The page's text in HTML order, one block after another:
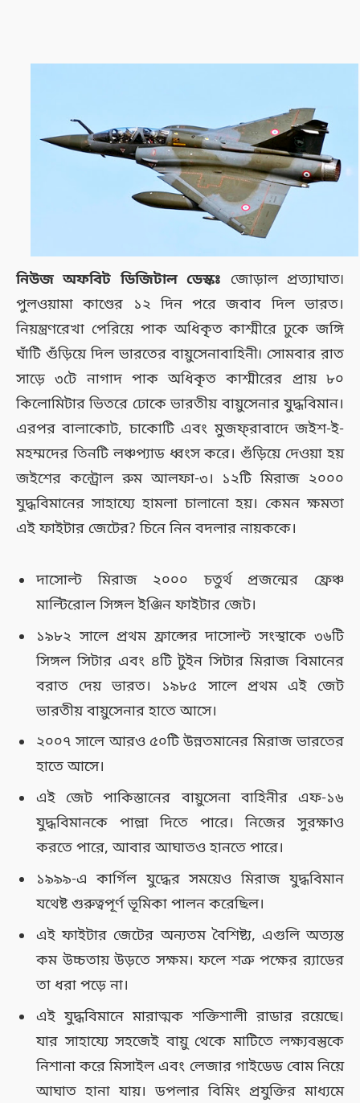
নিউজ অফবিট ডিজিটাল ডেস্কঃ জোড়াল প্রত্যাঘাত৷
পুলওয়ামা কাণ্ডের ১২ দিন পরে জবাব দিল ভারত।
নিয়ন্ত্রণরেখা পেরিয়ে পাক অধিকৃত কাশ্মীরে ঢুকে জঙ্গি
ঘাঁটি গুঁড়িয়ে দিল ভারতের বায়ুসেনাবাহিনী৷ সোমবার রাত
সাড়ে ৩টে নাগাদ পাক অধিকৃত কাশ্মীরের প্রায় ৮০
কিলোমিটার ভিতরে ঢোকে ভারতীয় বায়ুসেনার যুদ্ধবিমান।
এরপর বালাকোট, চাকোটি এবং মুজফ্‌রাবাদে জইশ-ই-
মহম্মদের তিনটি লঞ্চপ্যাড ধ্বংস করে। গুঁড়িয়ে দেওয়া হয়
জইশের কন্ট্রোল রুম আলফা-৩। ১২টি মিরাজ ২০০০
যুদ্ধবিমানের সাহায্যে হামলা চালানো হয়। কেমন ক্ষমতা
এই ফাইটার জেটের? চিনে নিন বদলার নায়ককে।
দাসোল্ট মিরাজ ২০০০ চতুর্থ প্রজন্মের ফ্রেঞ্চ
মাল্টিরোল সিঙ্গল ইঞ্জিন ফাইটার জেট।
১৯৮২ সালে প্রথম ফ্রান্সের দাসোল্ট সংস্থাকে ৩৬টি
সিঙ্গল সিটার এবং ৪টি টুইন সিটার মিরাজ বিমানের
বরাত দেয় ভারত। ১৯৮৫ সালে প্রথম এই জেট
ভারতীয় বায়ুসেনার হাতে আসে।
২০০৭ সালে আরও ৫০টি উন্নতমানের মিরাজ ভারতের
হাতে আসে।
এই জেট পাকিস্তানের বায়ুসেনা বাহিনীর এফ-১৬
যুদ্ধবিমানকে পাল্লা দিতে পারে। নিজের সুরক্ষাও
করতে পারে, আবার আঘাতও হানতে পারে।
১৯৯৯-এ কার্গিল যুদ্ধের সময়েও মিরাজ যুদ্ধবিমান
যথেষ্ট গুরুত্বপূর্ণ ভূমিকা পালন করেছিল।
এই ফাইটার জেটের অন্যতম বৈশিষ্ট্য, এগুলি অত্যন্ত
কম উচ্চতায় উড়তে সক্ষম। ফলে শত্রু পক্ষের র‌্যাডের
তা ধরা পড়ে না।
এই যুদ্ধবিমানে মারাত্মক শক্তিশালী রাডার রয়েছে।
যার সাহায্যে সহজেই বায়ু থেকে মাটিতে লক্ষ্যবস্তুকে
নিশানা করে মিসাইল এবং লেজার গাইডেড বোম নিয়ে
আঘাত হানা যায়। ডপলার বিমিং প্রযুক্তির মাধ্যমে